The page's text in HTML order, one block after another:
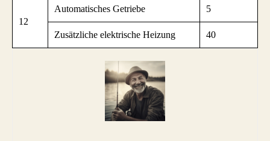
12
Automatisches Getriebe 5
Zusätzliche elektrische Heizung 40